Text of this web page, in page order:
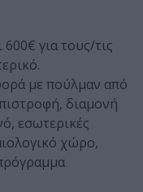
για τους/τις
με πούλμαν από
διαμονή
εσωτερικές
χώρο,